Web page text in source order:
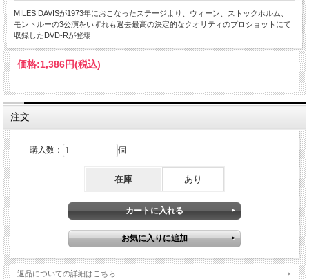
MILES DAVISが1973年におこなったステージより、ウィーン、ストックホルム、
モントルーの3公演をいずれも過去最高の決定的なクオリティのプロショットにて
収録したDVD-Rが登場
価格:1,386円(税込)
注文
購入数： 個
在庫 あり
返品についての詳細はこちら